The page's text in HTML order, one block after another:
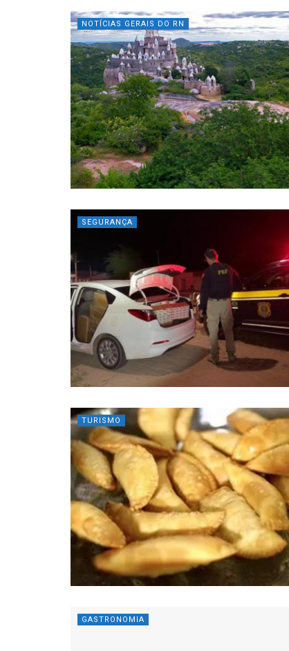
NOTÍCIAS GERAIS DO RN
SEGURANÇA
TURISMO
GASTRONOMIA